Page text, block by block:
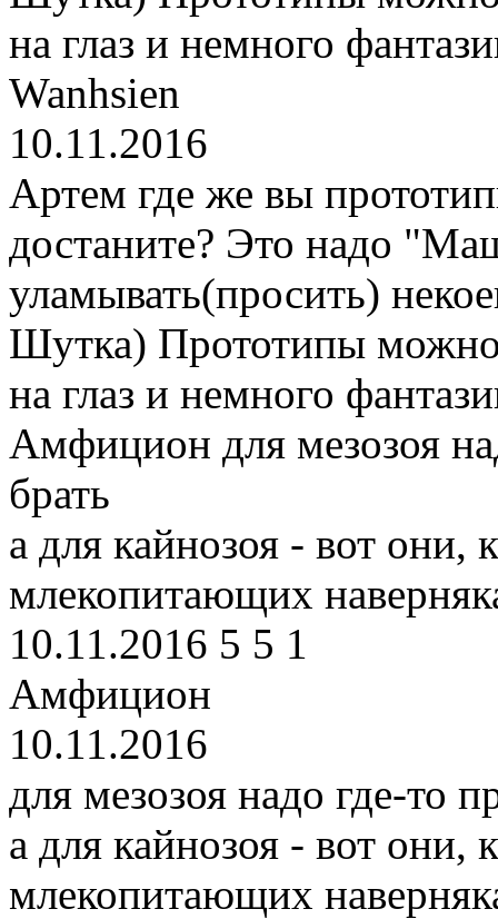
на глаз и немного
Wanhsien
10.11.2016
Артем где же вы
достаните? Это надо
уламывать(просить)
Шутка) Прототипы
на глаз и немного
Амфицион для мезозоя
брать
а для кайнозоя - вот они,
млекопитающих
10.11.2016 5 5 1
Амфицион
10.11.2016
для мезозоя надо где-то
а для кайнозоя - вот они,
млекопитающих